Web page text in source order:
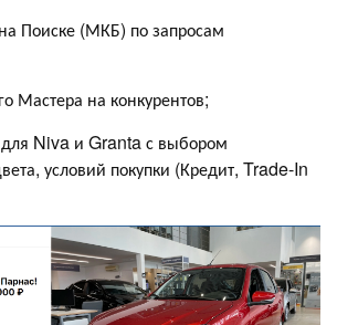
Поиске (МКБ) по запросам
Мастера на конкурентов;
Niva и Granta с выбором
условий покупки (Кредит, Trade-In